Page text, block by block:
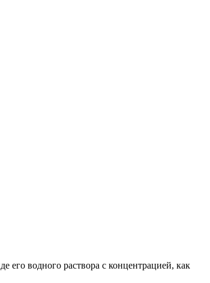
его водного раствора с концентрацией, как